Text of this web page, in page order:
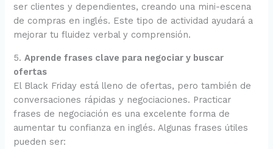
ser clientes y dependientes, creando una mini-escena
de compras en inglés. Este tipo de actividad ayudará a
mejorar tu fluidez verbal y comprensión.
5.Aprende frases clave para negociar y buscar
ofertas
El Black Friday está lleno de ofertas, pero también de
conversaciones rápidas y negociaciones. Practicar
frases de negociación es una excelente forma de
aumentar tu confianza en inglés. Algunas frases útiles
pueden ser: